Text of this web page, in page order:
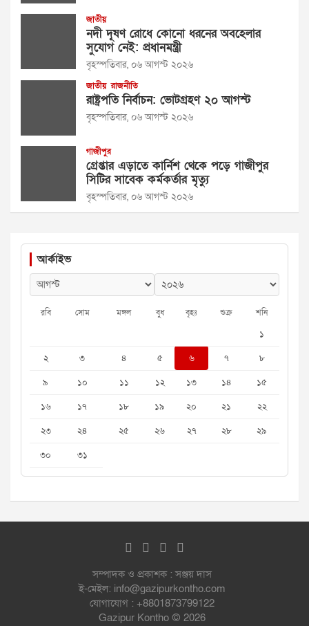
জাতীয়
নদী দূষণ রোধে কোনো ধরনের অবহেলার
সুযোগ নেই: প্রধানমন্ত্রী
বৃহস্পতিবার, ০৬ আগস্ট ২০২৬
জাতীয় রাজনীতি
রাষ্ট্রপতি নির্বাচন: ভোটগ্রহণ ২০ আগস্ট
বৃহস্পতিবার, ০৬ আগস্ট ২০২৬
গাজীপুর
গ্রেপ্তার এড়াতে কার্নিশ থেকে পড়ে গাজীপুর
সিটির সাবেক কর্মকর্তার মৃত্যু
বৃহস্পতিবার, ০৬ আগস্ট ২০২৬
আর্কাইভ
রবি সোম মঙ্গল বুধ বৃহঃ শুক্র শনি
১
২
৩ ৪ ৫ ৬ ৭
৮
৯
১০ ১১ ১২ ১৩ ১৪
১৫
১৬
১৭ ১৮ ১৯ ২০ ২১
২২
২৩
২৪ ২৫ ২৬ ২৭ ২৮
২৯
৩০
৩১
সম্পাদক ও প্রকাশক : সঞ্জয় দাস
ই-মেইল: info@gazipurkontho.com
যোগাযোগ : +8801873799122
Gazipur Kontho © 2026